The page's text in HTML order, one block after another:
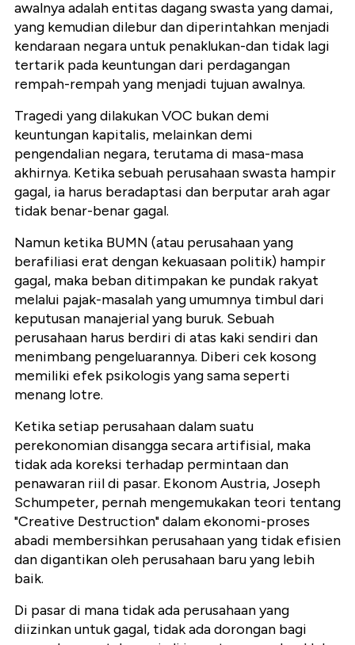
awalnya adalah entitas dagang swasta yang damai,
yang kemudian dilebur dan diperintahkan menjadi
kendaraan negara untuk penaklukan-dan tidak lagi
tertarik pada keuntungan dari perdagangan
rempah-rempah yang menjadi tujuan awalnya.
Tragedi yang dilakukan VOC bukan demi
keuntungan kapitalis, melainkan demi
pengendalian negara, terutama di masa-masa
akhirnya. Ketika sebuah perusahaan swasta hampir
gagal, ia harus beradaptasi dan berputar arah agar
tidak benar-benar gagal.
Namun ketika BUMN (atau perusahaan yang
berafiliasi erat dengan kekuasaan politik) hampir
gagal, maka beban ditimpakan ke pundak rakyat
melalui pajak-masalah yang umumnya timbul dari
keputusan manajerial yang buruk. Sebuah
perusahaan harus berdiri di atas kaki sendiri dan
menimbang pengeluarannya. Diberi cek kosong
memiliki efek psikologis yang sama seperti
menang lotre.
Ketika setiap perusahaan dalam suatu
perekonomian disangga secara artifisial, maka
tidak ada koreksi terhadap permintaan dan
penawaran riil di pasar. Ekonom Austria, Joseph
Schumpeter, pernah mengemukakan teori tentang
"Creative Destruction" dalam ekonomi-proses
abadi membersihkan perusahaan yang tidak efisien
dan digantikan oleh perusahaan baru yang lebih
baik.
Di pasar di mana tidak ada perusahaan yang
diizinkan untuk gagal, tidak ada dorongan bagi